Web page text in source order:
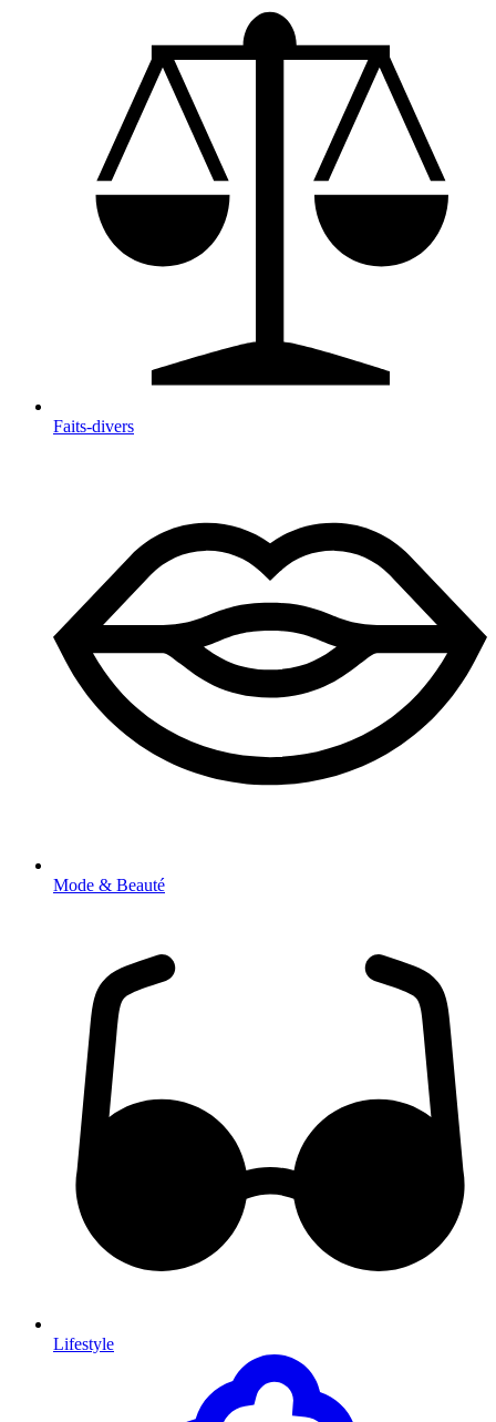
Faits-divers
Mode & Beauté
Lifestyle